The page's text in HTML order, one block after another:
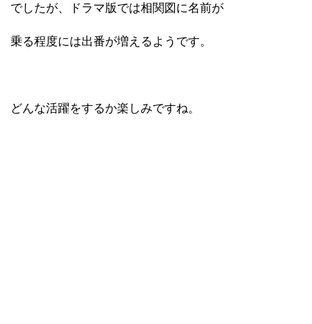
でしたが、ドラマ版では相関図に名前が
乗る程度には出番が増えるようです。
どんな活躍をするか楽しみですね。